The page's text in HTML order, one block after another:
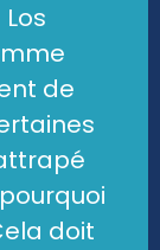
de
doit